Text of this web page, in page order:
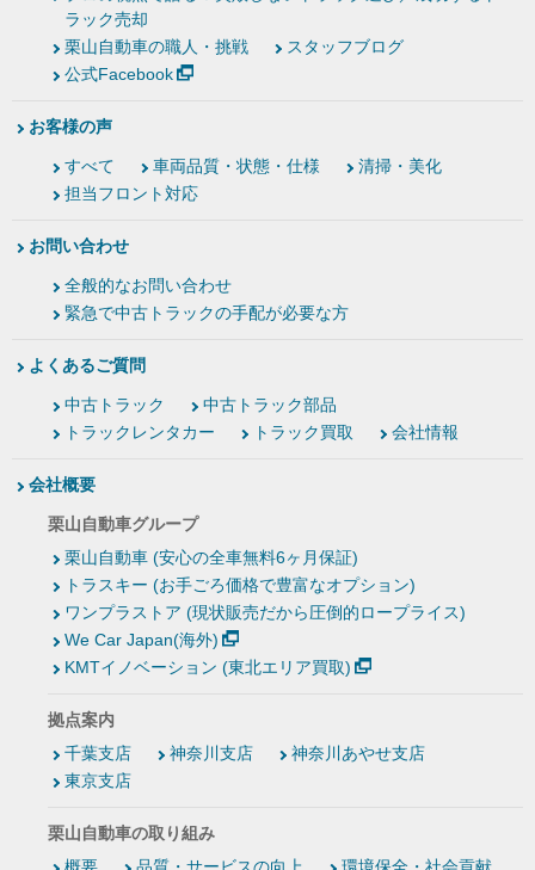
ラック売却
栗山自動車の職人・挑戦
スタッフブログ
公式Facebook
お客様の声
すべて 車両品質・状態・仕様
清掃・美化
担当フロント対応
お問い合わせ
全般的なお問い合わせ
緊急で中古トラックの手配が必要な方
よくあるご質問
中古トラック
中古トラック部品
トラックレンタカー
トラック買取 会社情報
会社概要
栗山自動車グループ
栗山自動車 (安心の全車無料6ヶ月保証)
トラスキー (お手ごろ価格で豊富なオプション)
ワンプラストア (現状販売だから圧倒的ロープライス)
We Car Japan(海外)
KMTイノベーション (東北エリア買取)
拠点案内
千葉支店
神奈川支店
神奈川あやせ支店
東京支店
栗山自動車の取り組み